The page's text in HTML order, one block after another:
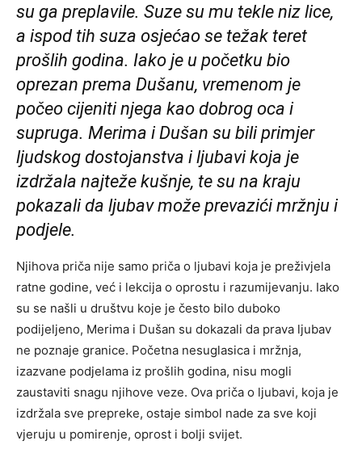
su ga preplavile. Suze su mu tekle niz lice,
a ispod tih suza osjećao se težak teret
prošlih godina. Iako je u početku bio
oprezan prema Dušanu, vremenom je
počeo cijeniti njega kao dobrog oca i
supruga. Merima i Dušan su bili primjer
ljudskog dostojanstva i ljubavi koja je
izdržala najteže kušnje, te su na kraju
pokazali da ljubav može prevazići mržnju i
podjele.
Njihova priča nije samo priča o ljubavi koja je preživjela
ratne godine, već i lekcija o oprostu i razumijevanju. Iako
su se našli u društvu koje je često bilo duboko
podijeljeno, Merima i Dušan su dokazali da prava ljubav
ne poznaje granice. Početna nesuglasica i mržnja,
izazvane podjelama iz prošlih godina, nisu mogli
zaustaviti snagu njihove veze. Ova priča o ljubavi, koja je
izdržala sve prepreke, ostaje simbol nade za sve koji
vjeruju u pomirenje, oprost i bolji svijet.